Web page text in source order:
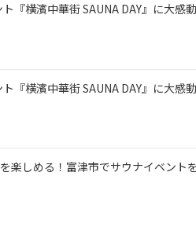
『横濱中華街 SAUNA DAY』に大
『横濱中華街 SAUNA DAY』に大
楽しめる！富津市でサウナイベント